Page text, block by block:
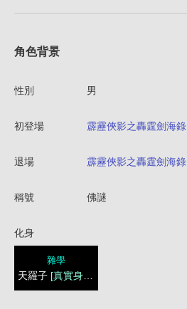
角色背景
性別 男
初登場 霹靂俠影之轟霆劍海錄
退場 霹靂俠影之轟霆劍海錄
稱號 佛謎
化身
雜學
天羅子 [真實身份]